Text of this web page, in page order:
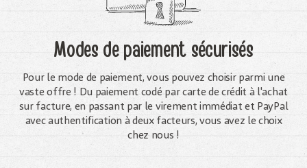
Modes de paiement sécurisés
Pour le mode de paiement, vous pouvez choisir parmi une
vaste offre ! Du paiement codé par carte de crédit à l'achat
sur facture, en passant par le virement immédiat et PayPal
avec authentification à deux facteurs, vous avez le choix
chez nous !